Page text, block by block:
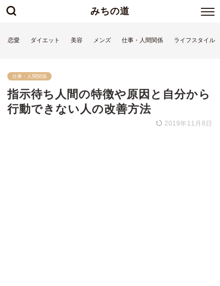
みちの道
恋愛 ダイエット 美容 メンズ 仕事・人間関係 ライフスタイル
仕事・人間関係
指示待ち人間の特徴や原因と自分から
行動できない人の改善方法
2019年11月8日